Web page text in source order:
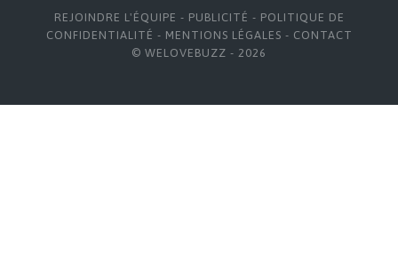
REJOINDRE L'ÉQUIPE - PUBLICITÉ - POLITIQUE DE
CONFIDENTIALITÉ - MENTIONS LÉGALES - CONTACT
© WELOVEBUZZ - 2026